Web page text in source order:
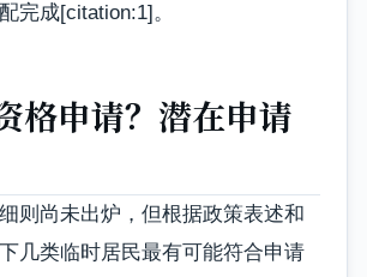
完成[citation:1]。
格申请？潜在申请
则尚未出炉，但根据政策表述和
几类临时居民最有可能符合申请